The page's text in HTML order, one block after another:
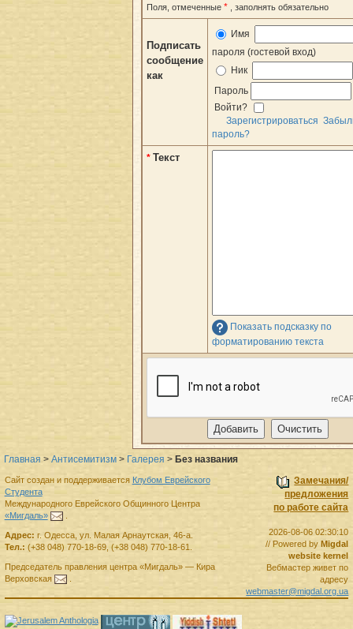
Поля, отмеченные * , заполнять обязательно
Подписать
сообщение
как
Имя
пароля (гостевой вход)
Ник
Пароль
Войти?
Зарегистрироваться
пароль?
* Текст
Показать подсказку по
форматированию текста
Главная > Антисемитизм > Галерея > Без названия
Замечания/
предложения
по работе сайта
2026-08-06 02:30:10
// Powered byMigdal
website kernel
Вебмастер живет по
адресу
webmaster@migdal.org.ua
Сайт создан и поддерживается Клубом Еврейского
Студента
Международного Еврейского Общинного Центра
«Мигдаль»
.
Адрес: г. Одесса, ул. Малая Арнаутская, 46-а.
Тел.: (+38 048) 770-18-69, (+38 048) 770-18-61
Председатель правленияцентра «Мигдаль»— Кира
Верховская
.